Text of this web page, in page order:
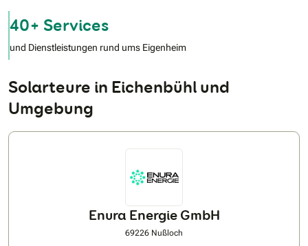
40+ Services
und Dienstleistungen rund ums Eigenheim
Solarteure in Eichenbühl und
Umgebung
Enura Energie GmbH
69226 Nußloch